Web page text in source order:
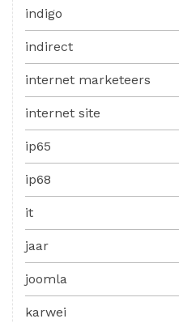
indigo
indirect
internet marketeers
internet site
ip65
ip68
it
jaar
joomla
karwei